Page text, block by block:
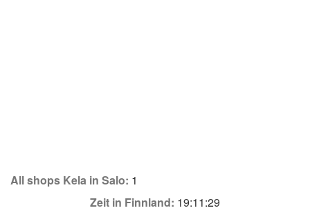
All shops Kela in Salo: 1
Zeit in Finnland: 19:11:29